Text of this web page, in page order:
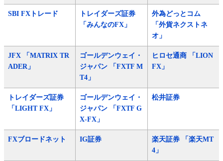
SBI FXトレード
トレイダーズ証券
「みんなのFX」
外為どっとコム
「外貨ネクストネ
オ」
JFX 「MATRIX TR
ADER」
ゴールデンウェイ・
ジャパン 「FXTF M
T4」
ヒロセ通商 「LION
FX」
トレイダーズ証券
「LIGHT FX」
ゴールデンウェイ・
ジャパン 「FXTF G
X-FX」
松井証券
FXブロードネット IG証券
楽天証券 「楽天MT
4」